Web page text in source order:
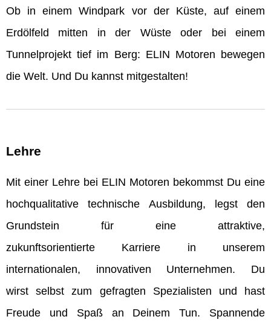
Ob in einem Windpark vor der Küste, auf einem
Erdölfeld mitten in der Wüste oder bei einem
Tunnelprojekt tief im Berg: ELIN Motoren bewegen
die Welt. Und Du kannst mitgestalten!
Lehre
Mit einer Lehre bei ELIN Motoren bekommst Du eine
hochqualitative technische Ausbildung, legst den
Grundstein für eine attraktive,
zukunftsorientierte Karriere in unserem
internationalen, innovativen Unternehmen. Du
wirst selbst zum gefragten Spezialisten und hast
Freude und Spaß an Deinem Tun. Spannende